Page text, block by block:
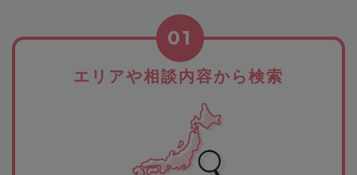
エリアや相談内容から検索
01